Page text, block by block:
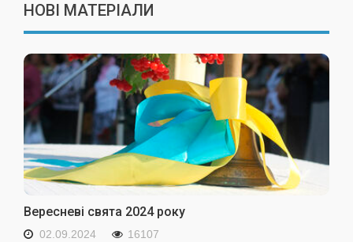
НОВІ МАТЕРІАЛИ
Вересневі свята 2024 року
02.09.2024 16107